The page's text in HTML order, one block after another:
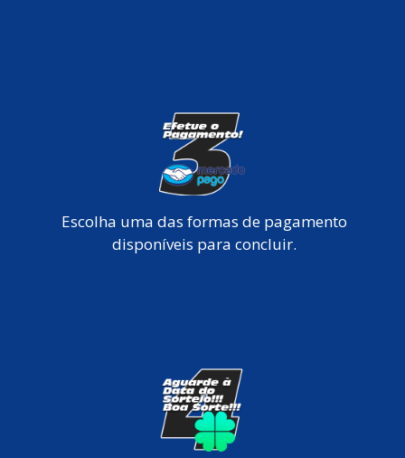
Escolha uma das formas de pagamento
disponíveis para concluir.